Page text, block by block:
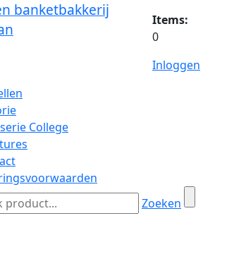
banketbakkerij
Items:
0
Inloggen
College
Zoeken